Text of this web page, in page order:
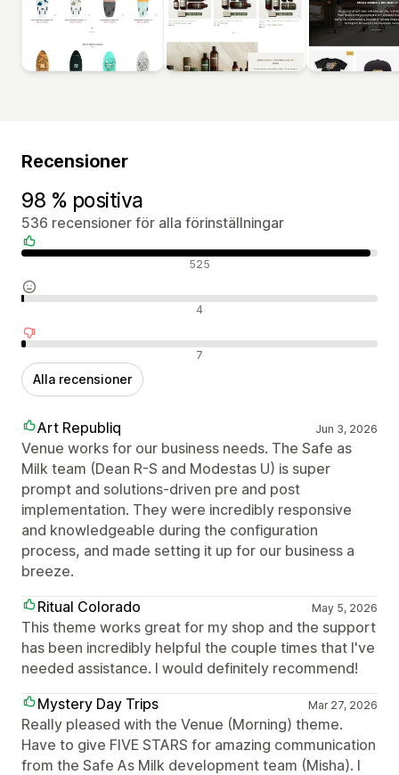
Recensioner
98 % positiva
536 recensioner för alla förinställningar
Positiva recensioner 525
Neutrala recensioner 4
Negativa recensioner 7
Alla recensioner
Art Republiq Jun 3, 2026
Venue works for our business needs. The Safe as
Milk team (Dean R-S and Modestas U) is super
prompt and solutions-driven pre and post
implementation. They were incredibly responsive
and knowledgeable during the configuration
process, and made setting it up for our business a
breeze.
Ritual Colorado
May 5, 2026
This theme works great for my shop and the support
has been incredibly helpful the couple times that I've
needed assistance. I would definitely recommend!
Mystery Day Trips
Mar 27, 2026
Really pleased with the Venue (Morning) theme.
Have to give FIVE STARS for amazing communication
from the Safe As Milk development team (Misha). I